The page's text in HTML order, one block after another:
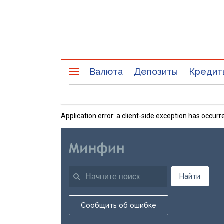
Валюта Депозиты
Application error: a client-side exception has
Найти
Сообщить об ошибке